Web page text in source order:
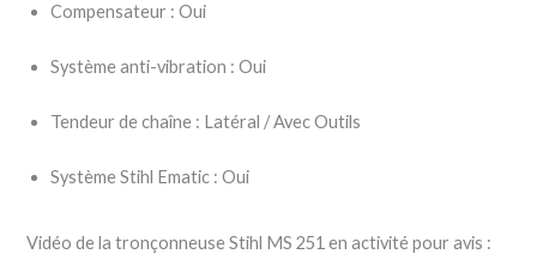
Compensateur : Oui
Système anti-vibration : Oui
Tendeur de chaîne : Latéral / Avec Outils
Système Stihl Ematic : Oui
Vidéo de la tronçonneuse Stihl MS 251 en activité pour avis :